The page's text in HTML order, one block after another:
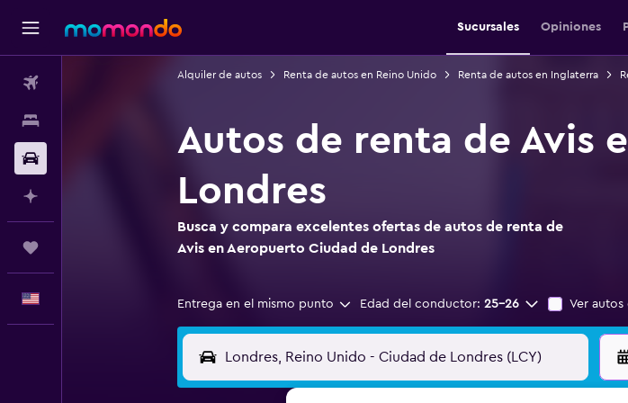
Sucursales Opiniones
Alquiler de autos Renta de autos en Reino Unido Renta de autos en Inglaterra
Autos de renta de Avis
Londres
Busca y compara excelentes ofertas de autos de renta de
Avis en Aeropuerto Ciudad de Londres
Entrega en el mismo punto Edad del conductor: 25-26 Ver autos